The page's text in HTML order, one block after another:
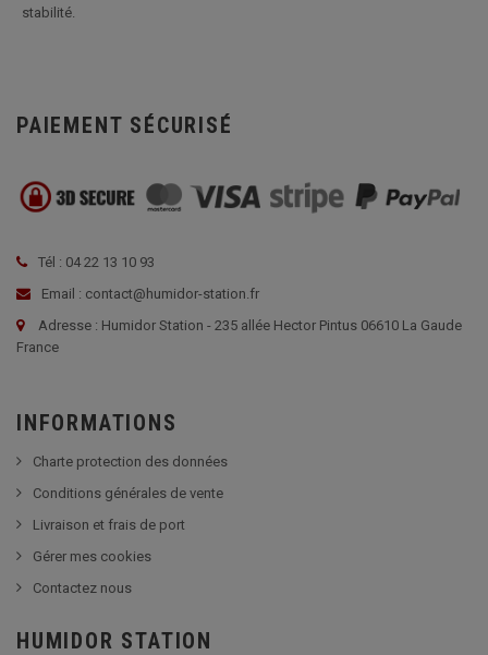
stabilité.
PAIEMENT SÉCURISÉ
Tél : 04 22 13 10 93
Email : contact@humidor-station.fr
Adresse : Humidor Station - 235 allée Hector Pintus 06610 La Gaude
France
INFORMATIONS
Charte protection des données
Conditions générales de vente
Livraison et frais de port
Gérer mes cookies
Contactez nous
HUMIDOR STATION